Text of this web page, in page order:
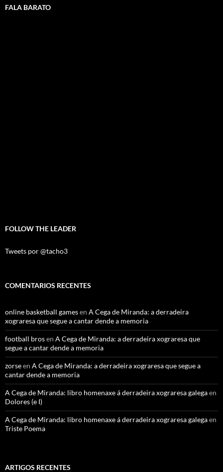
FALA BARATO
FOLLOW THE LEADER
Tweets por @tacho3
COMENTARIOS RECENTES
online basketball gamesen A Cega de Miranda: a derradeira
xograresa que segue a cantar dende a memoria
football brosen A Cega de Miranda: a derradeira xograresa que
segue a cantar dende a memoria
zorseen A Cega de Miranda: a derradeira xograresa que segue a
cantar dende a memoria
A Cega de Miranda: libro homenaxe á derradeira xograresa galegaen
Dolores (e I)
A Cega de Miranda: libro homenaxe á derradeira xograresa galegaen
Triste Poema
ARTIGOS RECENTES